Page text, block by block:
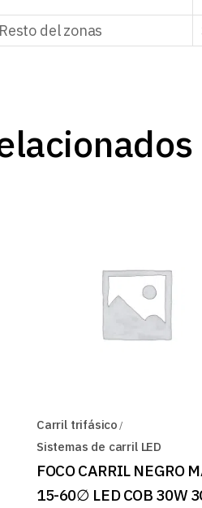
Resto del zonas
Carril trifásico
Sistemas de carril LED
FOCO CARRIL NEGRO
15-60∅ LED COB 30W